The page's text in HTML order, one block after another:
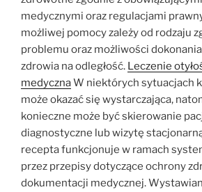
medycznymi oraz regulacjami
możliwej pomocy zależy od rodzaju
problemu oraz możliwości
zdrowia na odległość. Leczenie
medycznaW niektórych sytuacjach
może okazać się wystarczająca,
konieczne może być skierowanie
diagnostyczne lub wizytę
recepta funkcjonuje w ramach
przez przepisy dotyczące ochrony
dokumentacji medycznej.